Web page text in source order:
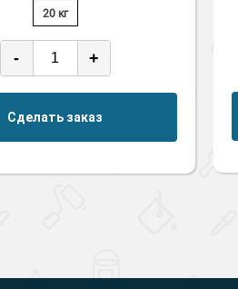
20 кг
- +
Сделать заказ